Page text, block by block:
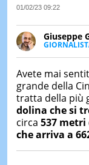
01/02/23 09:22
Giuseppe
Ph(D) in
Latina e
è
Biblioteca
Avete mai
grande della
tratta della più
dolina che si
circa 537
che arriva a